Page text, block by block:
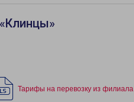
Тарифы на перевозку из филиала